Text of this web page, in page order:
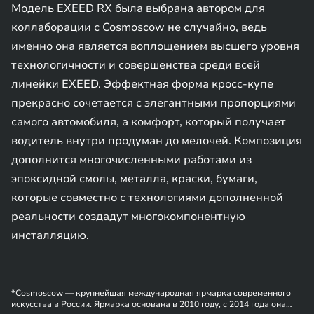
Модель EXEED RX была выбрана автором для
коллаборации с Cosmoscow не случайно, ведь
именно она является воплощением высшего уровня
технологичности и совершенства среди всей
линейки EXEED. Эффектная форма кросс-купе
прекрасно сочетается с элегантными пропорциями
самого автомобиля, а комфорт, который получает
водитель внутри продуман до мелочей. Композиция
дополнится многочисленными работами из
эпоксидной смолы, металла, краски, бумаги,
которые совместно с технологиями дополненной
реальности создадут многокомпонентную
инсталляцию.
*Cosmoscow — крупнейшая международная ярмарка современного
искусства в России. Ярмарка основана в 2010 году, с 2014 года она